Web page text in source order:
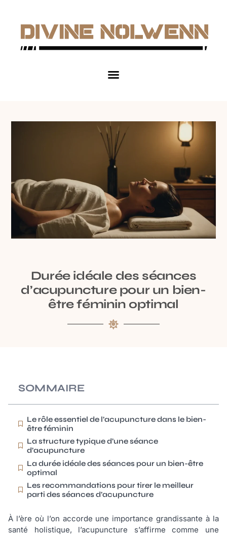
Durée idéale des séances
d’acupuncture pour un bien-
être féminin optimal
SOMMAIRE
Le rôle essentiel de l’acupuncture dans le bien-
être féminin
La structure typique d’une séance
d’acupuncture
La durée idéale des séances pour un bien-être
optimal
Les recommandations pour tirer le meilleur
parti des séances d’acupuncture
À l’ère où l’on accorde une importance grandissante à la
santé holistique, l’acupuncture s’affirme comme une